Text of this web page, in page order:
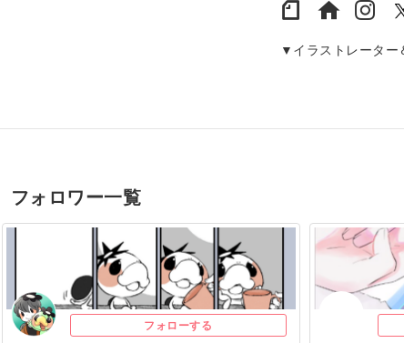
▼イラストレータ
フォロワー一覧
フォローする